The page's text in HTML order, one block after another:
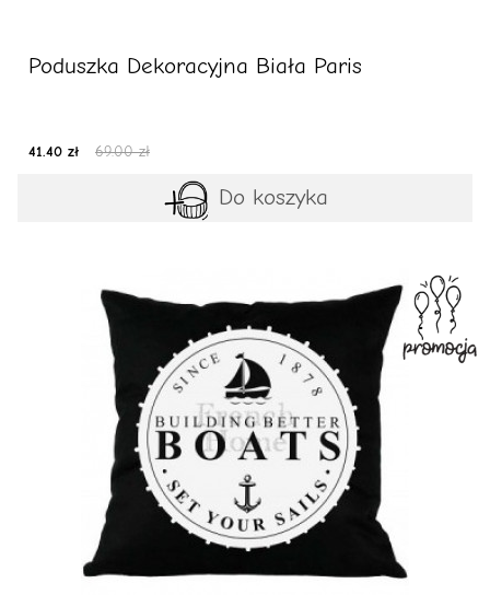
Poduszka Dekoracyjna Biała Paris
41.40 zł 69.00 zł
Do koszyka